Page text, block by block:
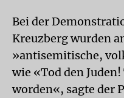
Bei der
Kreuzberg wurden
»antisemitische,
wie «Tod den
worden«, sagte der